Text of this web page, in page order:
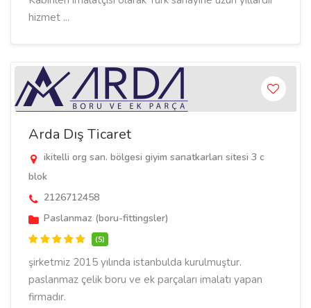
hizmet ...
Arda Dış Ticaret
ikitelli org san. bölgesi giyim sanatkarları sitesi 3 c
blok
2126712458
Paslanmaz (boru-fittingsler)
(5)
şirketmiz 2015 yılında istanbulda kurulmuştur.
paslanmaz çelik boru ve ek parçaları imalatı yapan
firmadır.